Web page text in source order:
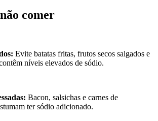
comer
Evite batatas fritas, frutos secos salgados e
níveis elevados de sódio.
Bacon, salsichas e carnes de
ter sódio adicionado.